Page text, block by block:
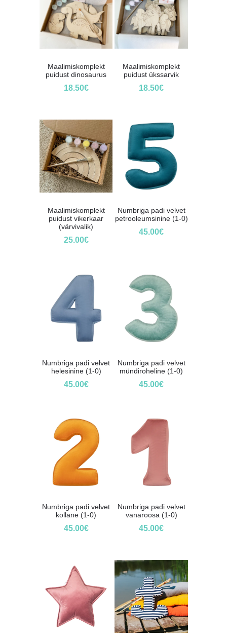
Maalimiskomplekt
puidust dinosaurus
18.50€
Maalimiskomplekt
puidust ükssarvik
18.50€
Maalimiskomplekt
puidust vikerkaar
(värvivalik)
25.00€
Numbriga padi velvet
petrooleumsinine (1-0)
45.00€
Numbriga padi velvet
helesinine (1-0)
45.00€
Numbriga padi velvet
mündiroheline (1-0)
45.00€
Numbriga padi velvet
kollane (1-0)
45.00€
Numbriga padi velvet
vanaroosa (1-0)
45.00€